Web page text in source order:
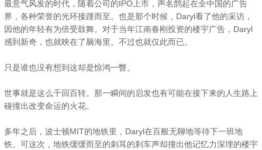
最意气风发的时代，随着公司的IPO上市，声名鹊起在全中国的广告
界，各种荣誉的光环接踵而至。也是那个时候，Daryl看了他的采访，
因他的年轻有为倍受鼓舞。对于当年江南春刚投资的楼宇广告，Daryl
感到新奇，也就映在了脑海里。不过也就仅此而已。
只是谁也没有想到这却是惊鸿一瞥。
世事就是这么千回百转。那一瞬间的启发也有可能在接下来的人生路上
碰撞出改变命运的火花。
多年之后，波士顿MIT的地铁里，Daryl在百般无聊地等待下一班地
铁。可这次，地铁缓缓而至的刺耳的刹车声却撞出他记忆力深埋的楼宇